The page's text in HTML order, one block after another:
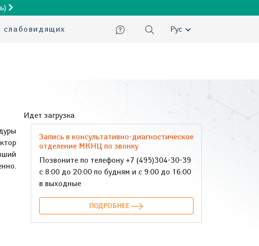
слабовидящих Русский
Идет загрузка
Запись в консультативно-диагностическое
отделение МКНЦ по звонку
Позвоните по телефону +7 (495)304-30-39
с 8:00 до 20:00 по будням и с 9:00 до 16:00
в выходные
ПОДРОБНЕЕ